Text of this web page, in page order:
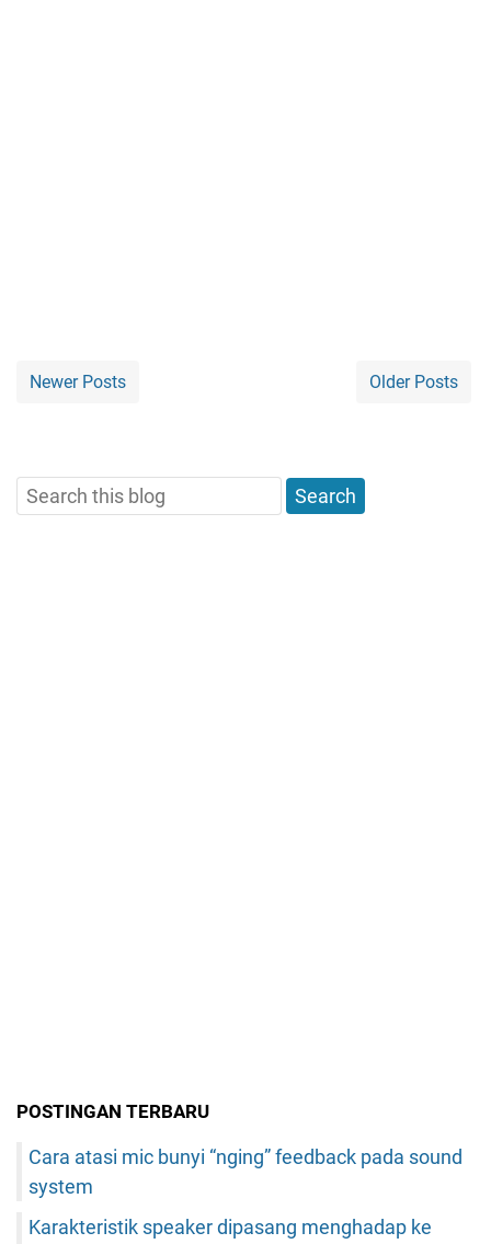
Newer Posts Older Posts
POSTINGAN TERBARU
Cara atasi mic bunyi “nging” feedback pada sound
system
Karakteristik speaker dipasang menghadap ke